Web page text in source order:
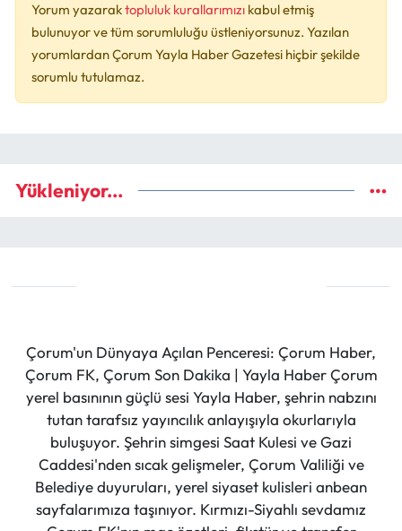
Yorum yazaraktopluluk kurallarımızı kabul etmiş
bulunuyor ve tüm sorumluluğu üstleniyorsunuz. Yazılan
yorumlardan Çorum Yayla Haber Gazetesi hiçbir şekilde
sorumlu tutulamaz.
Yükleniyor...
Çorum'un Dünyaya Açılan Penceresi: Çorum Haber,
Çorum FK, Çorum Son Dakika | Yayla Haber Çorum
yerel basınının güçlü sesi Yayla Haber, şehrin nabzını
tutan tarafsız yayıncılık anlayışıyla okurlarıyla
buluşuyor. Şehrin simgesi Saat Kulesi ve Gazi
Caddesi'nden sıcak gelişmeler, Çorum Valiliği ve
Belediye duyuruları, yerel siyaset kulisleri anbean
sayfalarımıza taşınıyor. Kırmızı-Siyahlı sevdamız